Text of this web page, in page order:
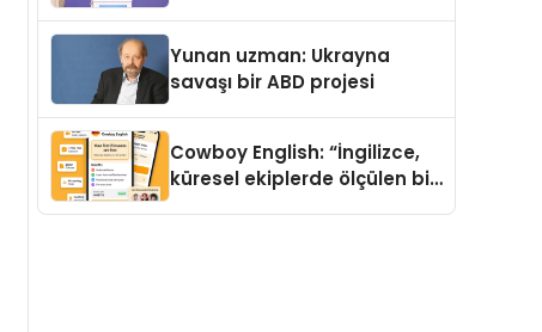
Yunan uzman: Ukrayna
savaşı bir ABD projesi
Cowboy English: “İngilizce,
küresel ekiplerde ölçülen bir